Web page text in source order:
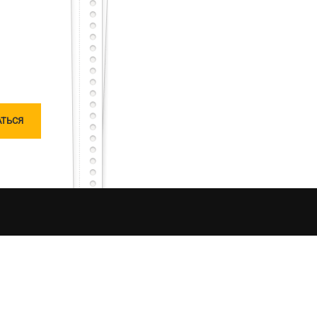
тест с первого раза – будет тебе честь
но не останешься наедине, мы исправим